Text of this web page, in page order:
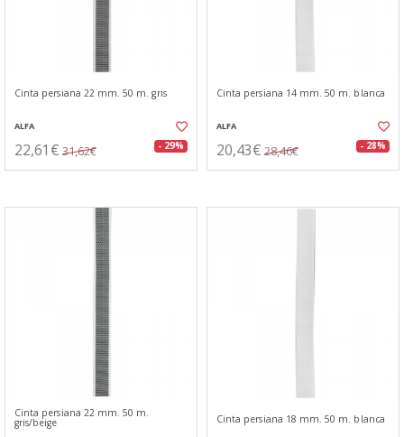
Cinta persiana 22 mm. 50 m. gris
ALFA
22,61€ 31,62€ - 29%
Cinta persiana 14 mm. 50 m. blanca
ALFA
20,43€ 28,46€ - 28%
Cinta persiana 22 mm. 50 m.
gris/beige Cinta persiana 18 mm. 50 m. blanca